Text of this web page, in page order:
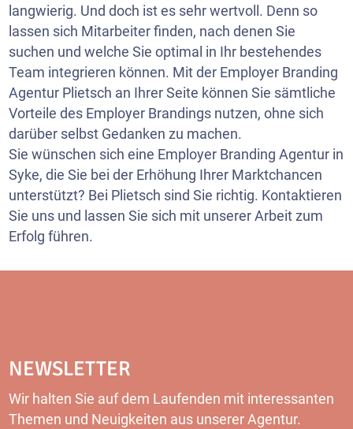
langwierig. Und doch ist es sehr wertvoll. Denn so
lassen sich Mitarbeiter finden, nach denen Sie
suchen und welche Sie optimal in Ihr bestehendes
Team integrieren können. Mit der Employer Branding
Agentur Plietsch an Ihrer Seite können Sie sämtliche
Vorteile des Employer Brandings nutzen, ohne sich
darüber selbst Gedanken zu machen.
Sie wünschen sich eine Employer Branding Agentur in
Syke, die Sie bei der Erhöhung Ihrer Marktchancen
unterstützt? Bei Plietsch sind Sie richtig. Kontaktieren
Sie uns und lassen Sie sich mit unserer Arbeit zum
Erfolg führen.
NEWSLETTER
Wir halten Sie auf dem Laufenden mit interessanten
Themen und Neuigkeiten aus unserer Agentur.